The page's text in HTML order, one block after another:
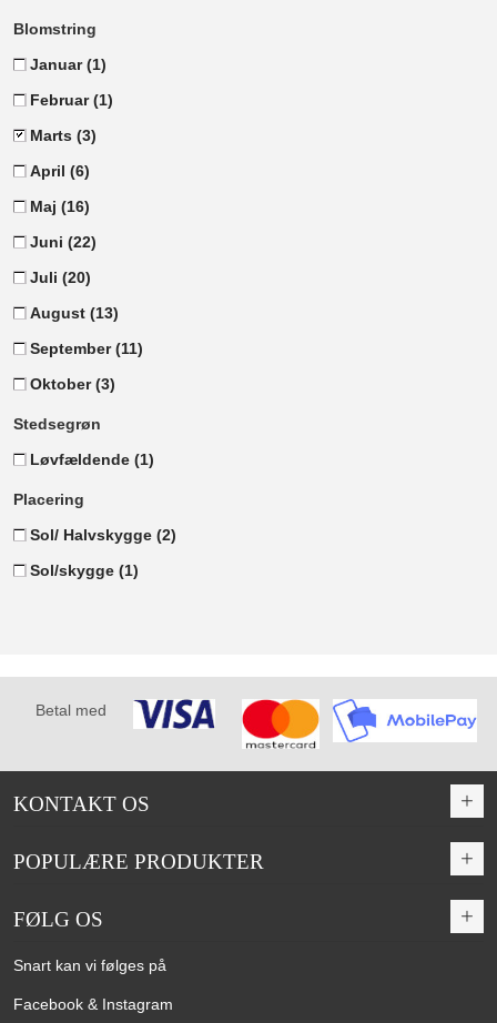
Blomstring
Januar(1)
Februar(1)
Marts (3)
April (6)
Maj (16)
Juni (22)
Juli (20)
August (13)
September(11)
Oktober(3)
Stedsegrøn
Løvfældende (1)
Placering
Sol/ Halvskygge (2)
Sol/skygge (1)
Betal med
KONTAKT OS
POPULÆRE PRODUKTER
FØLG OS
Snart kan vi følges på
Facebook & Instagram